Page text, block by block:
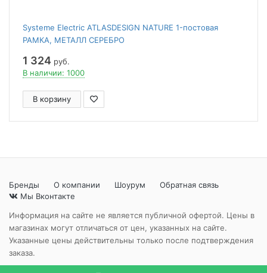
Systeme Electric ATLASDESIGN NATURE 1-постовая
РАМКА, МЕТАЛЛ СЕРЕБРО
1 324 руб.
В наличии: 1000
В корзину
Бренды О компании Шоурум
Обратная связь
Мы Вконтакте
Информация на сайте не является публичной офертой. Цены в
магазинах могут отличаться от цен, указанных на сайте.
Указанные цены действительны только после подтверждения
заказа.